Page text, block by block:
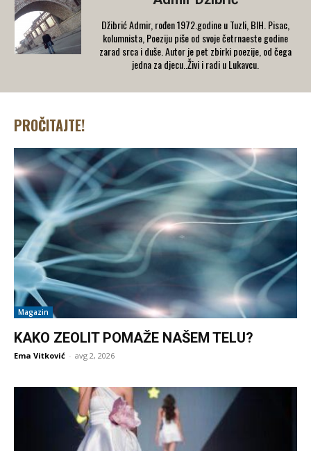
Džibrić Admir, rođen 1972.godine u Tuzli, BIH. Pisac,
kolumnista, Poeziju piše od svoje četrnaeste godine
zarad srca i duše. Autor je pet zbirki poezije, od čega
jedna za djecu..Živi i radi u Lukavcu.
PROČITAJTE!
Magazin
KAKO ZEOLIT POMAŽE NAŠEM TELU?
Ema Vitković - avg 2, 2026